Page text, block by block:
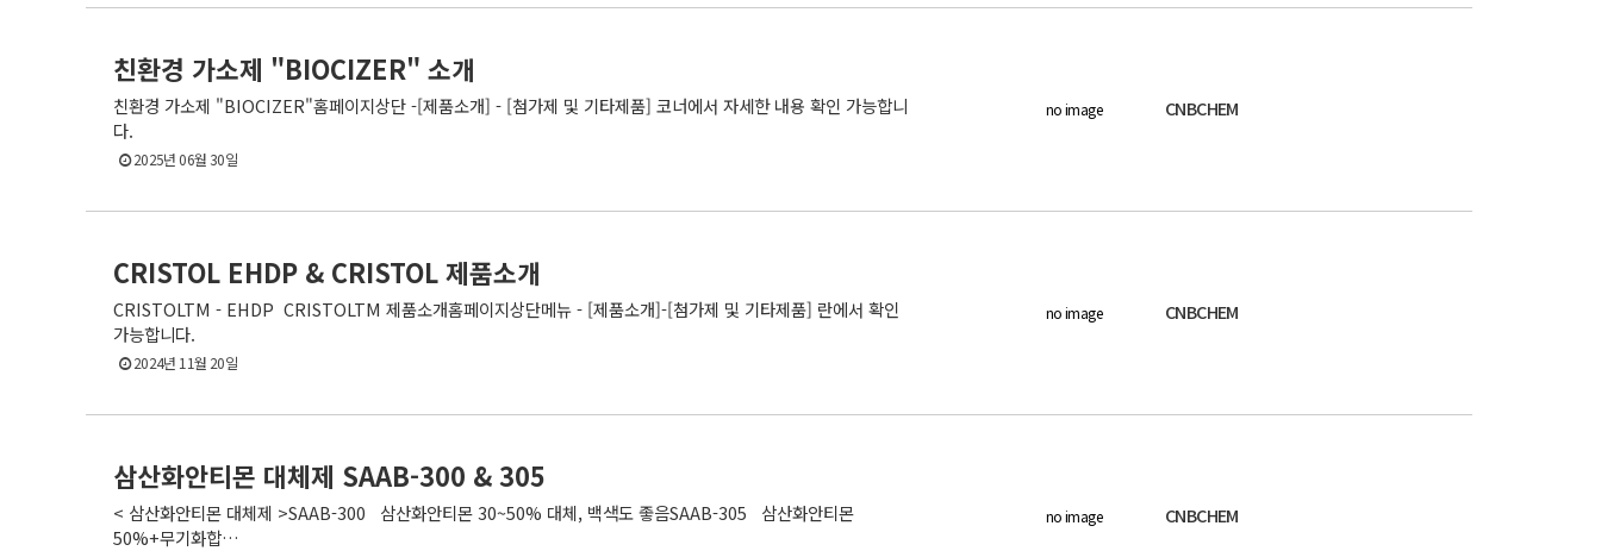
친환경 가소제 "BIOCIZER" 소개
친환경 가소제 "BIOCIZER"홈페이지상단 -[제품소개] - [첨가제 및 기타제품] 코너에서 자세한 내용 확인 가능합니
다.
2025년 06월 30일
no image CNBCHEM
CRISTOL EHDP & CRISTOL 제품소개
CRISTOL​TM ​- EHDP CRISTOL​TM​ 제품소개홈페이지상단메뉴 - [제품소개]-[첨가제 및 기타제품] 란에서 확인
가능합니다.
2024년 11월 20일
no image CNBCHEM
삼산화안티몬 대체제 SAAB-300 & 305
< 삼산화안티몬 대체제 >SAAB-300 삼산화안티몬 30~50% 대체, 백색도 좋음SAAB-305 삼산화안티몬
50%+무기화합…
no image CNBCHEM